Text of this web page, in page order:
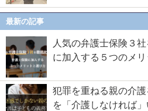
最新の記事
人気の弁護士保険３
に加入する５つのメ
犯罪を重ねる親の介
を「介護しなければ」